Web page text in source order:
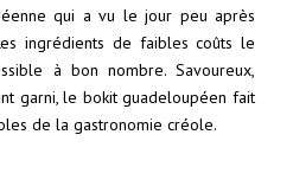
qui a vu le jour peu après
ingrédients de faibles coûts le
à bon nombre. Savoureux,
garni, le bokit guadeloupéen fait
de la gastronomie créole.